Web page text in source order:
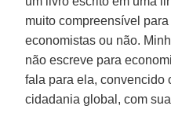
muito compreensível
economistas ou não.
não escreve para
fala para ela, convencido
cidadania global, com